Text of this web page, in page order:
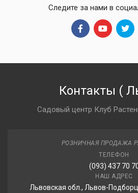
Следите за нами в
Контакты (
Садовый центр Клуб
РОЗНИЧНАЯ ПРОДАЖА
ТЕЛЕФОН
(093) 437 70
НАШ АДРЕС
Львовская обл., Львов-